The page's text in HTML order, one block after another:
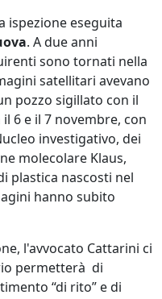
ispezione eseguita
. A due anni
sono tornati nella
satellitari avevano
pozzo sigillato con il
6 e il 7 novembre, con
investigativo, dei
molecolare Klaus,
plastica nascosti nel
hanno subito
l'avvocato Cattarini ci
permetterà di
“di rito” e di